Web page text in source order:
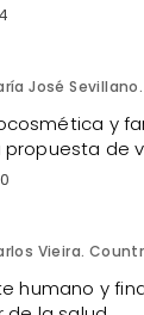
y
propuesta de
humano y